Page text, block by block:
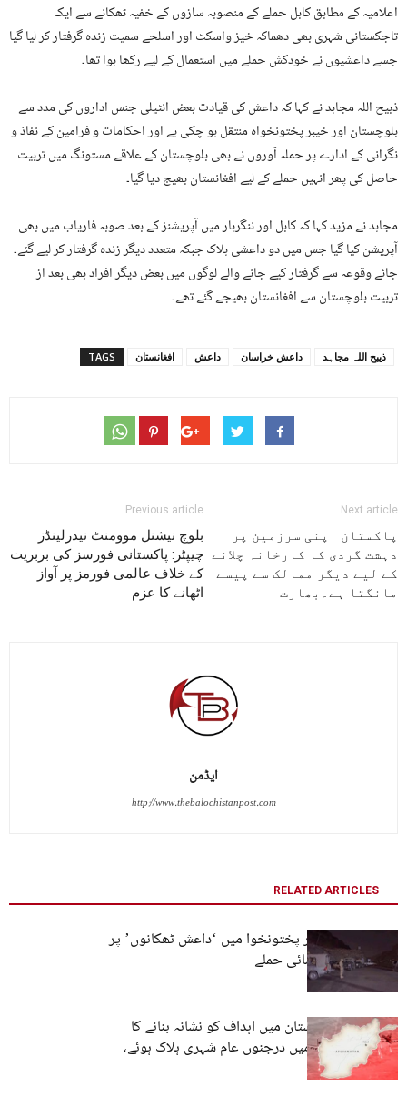
اعلامیہ کے مطابق کابل حملے کے منصوبہ سازوں کے خفیہ ٹھکانے سے ایک
تاجکستانی شہری بھی دھماکہ خیز واسکٹ اور اسلحے سمیت زندہ گرفتار کر لیا گیا
جسے داعشیوں نے خودکش حملے میں استعمال کے لیے رکھا ہوا تھا۔
ذبیح اللہ مجاہد نے کہا کہ داعش کی قیادت بعض انٹیلی جنس اداروں کی مدد سے
بلوچستان اور خیبر پختونخواہ منتقل ہو چکی ہے اور احکامات و فرامین کے نفاذ و
نگرانی کے ادارے پر حملہ آوروں نے بھی بلوچستان کے علاقے مستونگ میں تربیت
حاصل کی پھر انہیں حملے کے لیے افغانستان بھیج دیا گیا۔
مجاہد نے مزید کہا کہ کابل اور ننگرہار میں آپریشنز کے بعد صوبہ فاریاب میں بھی
آپریشن کیا گیا جس میں دو داعشی ہلاک جبکہ متعدد دیگر زندہ گرفتار کر لیے گئے۔
جائے وقوعہ سے گرفتار کیے جانے والے لوگوں میں بعض دیگر افراد بھی بعد از
تربیت بلوچستان سے افغانستان بھیجے گئے تھے۔
TAGS افغانستان داعش داعش خراسان ذیبح اللہ مجاہد
Previous article
بلوچ نیشنل موومنٹ نیدرلینڈز
چیپٹر: پاکستانی فورسز کی بربریت
کے خلاف عالمی فورمز پر آواز
اٹھانے کا عزم
Next article
پاکستان اپنی سرزمین پر
دہشت گردی کا کارخانہ چلانے
کے لیے دیگر ممالک سے پیسے
مانگتا ہے۔بھارت
ایڈمن
http://www.thebalochistanpost.com
RELATED ARTICLES
بلوچستان و خیبر پختونخوا میں ‘داعش ٹھکانوں’ پر
افغانستان کے فضائی حملے
پاکستان کا افغانستان میں اہداف کو نشانہ بنانے کا
دعویٰ – حملوں میں درجنوں عام شہری ہلاک ہوئے،
افغان حکام